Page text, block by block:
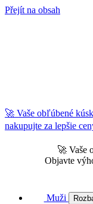
Přejít na obsah
🚀 Vaše obľúbené
nakupujte za lepšie
🚀 Vaše
Objavte
Muži